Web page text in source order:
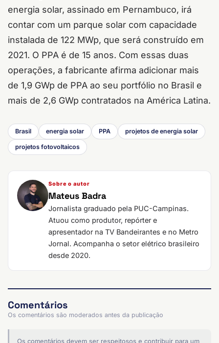
energia solar, assinado em Pernambuco, irá
contar com um parque solar com capacidade
instalada de 122 MWp, que será construído em
2021. O PPA é de 15 anos. Com essas duas
operações, a fabricante afirma adicionar mais
de 1,9 GWp de PPA ao seu portfólio no Brasil e
mais de 2,6 GWp contratados na América Latina.
Brasil energia solar PPA projetos de energia solar
projetos fotovoltaicos
Sobre o autor
Mateus Badra
Jornalista graduado pela PUC-Campinas.
Atuou como produtor, repórter e
apresentador na TV Bandeirantes e no Metro
Jornal. Acompanha o setor elétrico brasileiro
desde 2020.
Comentários
Os comentários são moderados antes da publicação
Os comentários devem ser respeitosos e contribuir para um